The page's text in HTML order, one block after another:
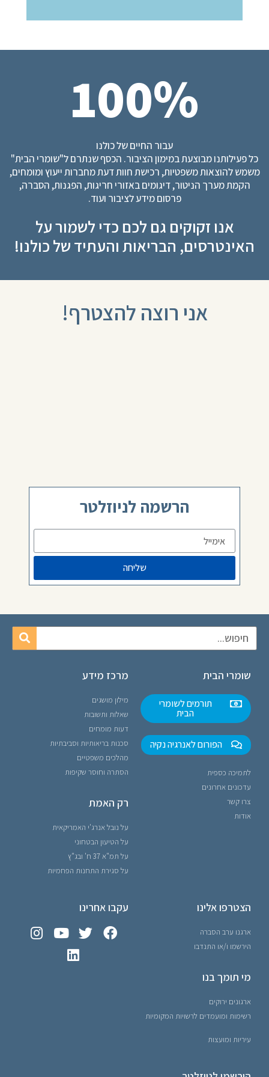
100%
עבור החיים של כולנו
כל פעילותנו מבוצעת במימון הציבור. הכסף שנתרם ל"שומרי הבית"
משמש להוצאות משפטיות, רכישת חוות דעת מחברות ייעוץ ומומחים,
הקמת מערך הניטור, דיגומים באזורי חריגות, הפגנות, הסברה,
פרסום מידע לציבור ועוד.
אנו זקוקים גם לכם כדי לשמור על
האינטרסים, הבריאות והעתיד של כולנו!
אני רוצה להצטרף!
הרשמה לניוזלטר
שליחה
שומרי הבית
תורמים לשומרי
הבית
הפורום לאנרגיה נקיה
לתמיכה כספית
עדכונים אחרונים
צרו קשר
אודות
מרכז מידע
מילון מושגים
שאלות ותשובות
דעות מומחים
סכנות בריאותיות וסביבתיות
מהלכים משפטיים
הסתרה וחוסר שקיפות
רק האמת
על נובל אנרג'י האמריקאית
על הטיעון הבטחוני
על תמ"א 37 ח' ובג"ץ
על סגירת התחנות הפחמיות
הצטרפו אלינו
ארגנו ערב הסברה
הירשמו ו/או התנדבו
מי תומך בנו
ארגונים ירוקים
רשימות ומועמדים לרשויות המקומיות
עיריות ומועצות
עקבו אחרינו